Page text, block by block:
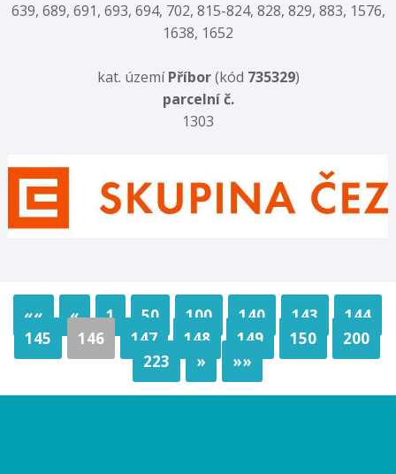
639, 689, 691, 693, 694, 702, 815-824, 828, 829, 883, 1576,
1638, 1652
kat. území Příbor (kód 735329)
parcelní č.
1303
«« « 1 50 100 140 143
144
145
146 147 148 149 150
200
223
» »»